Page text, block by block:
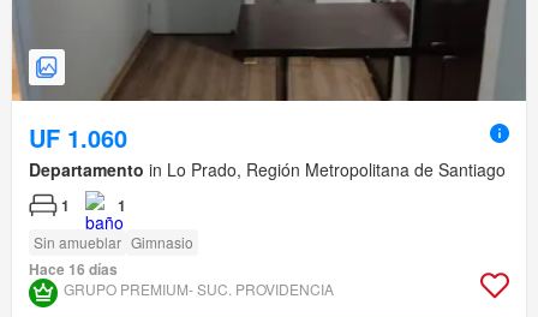
UF 1.060
Departamento in Lo Prado, Región Metropolitana de Santiago
1 1
Sin amueblar Gimnasio
Hace 16 días
GRUPO PREMIUM- SUC. PROVIDENCIA